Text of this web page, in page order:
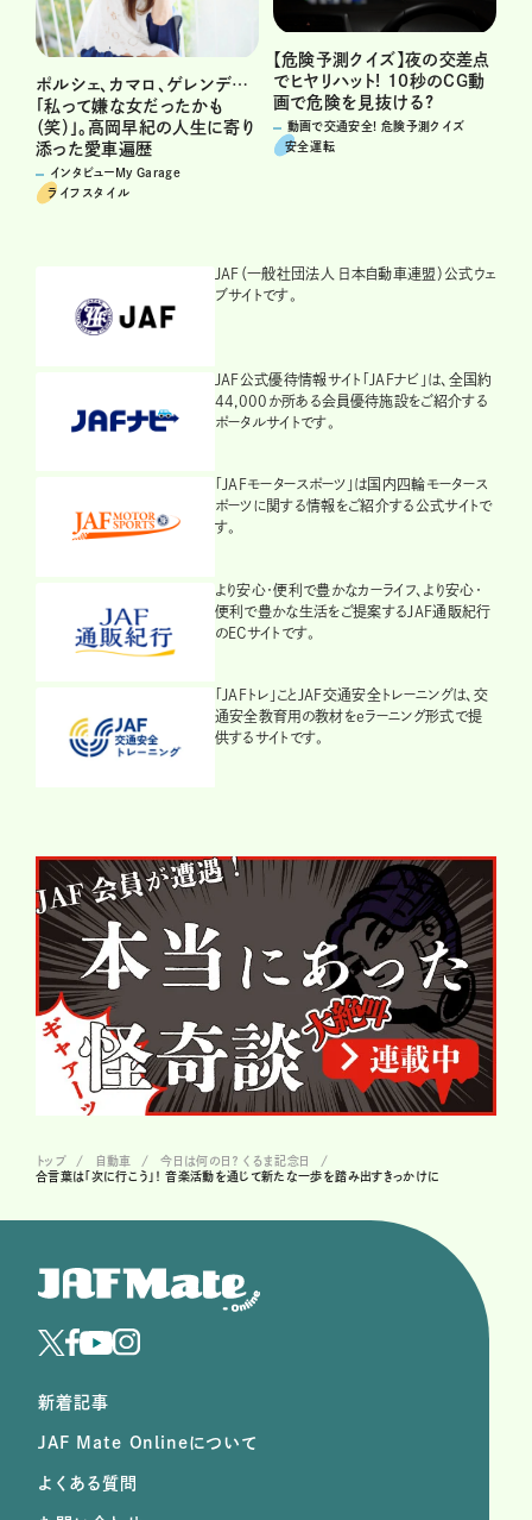
ポルシェ、カマロ、ゲレンデ…
「私って嫌な女だったかも
（笑）」。高岡早紀の人生に寄り
添った愛車遍歴
インタビューMy Garage
ライフスタイル
【危険予測クイズ】夜の交差点
でヒヤリハット! 10秒のCG動
画で危険を見抜ける?
動画で交通安全! 危険予測クイズ
安全運転
JAF（一般社団法人 日本自動車連盟）公式ウェ
ブサイトです。
JAF公式優待情報サイト「JAFナビ」は、全国約
44,000か所ある会員優待施設をご紹介する
ポータルサイトです。
「JAFモータースポーツ」は国内四輪モータース
ポーツに関する情報をご紹介する公式サイトで
す。
より安心・便利で豊かなカーライフ、より安心・
便利で豊かな生活をご提案するJAF通販紀行
のECサイトです。
「JAFトレ」ことJAF交通安全トレーニングは、交
通安全教育用の教材をeラーニング形式で提
供するサイトです。
トップ 自動車
今日は何の日？ くるま記念日
合言葉は「次に行こう」！ 音楽活動を通じて新たな一歩を踏み出すきっかけに
新着記事
JAF Mate Onlineについて
よくある質問